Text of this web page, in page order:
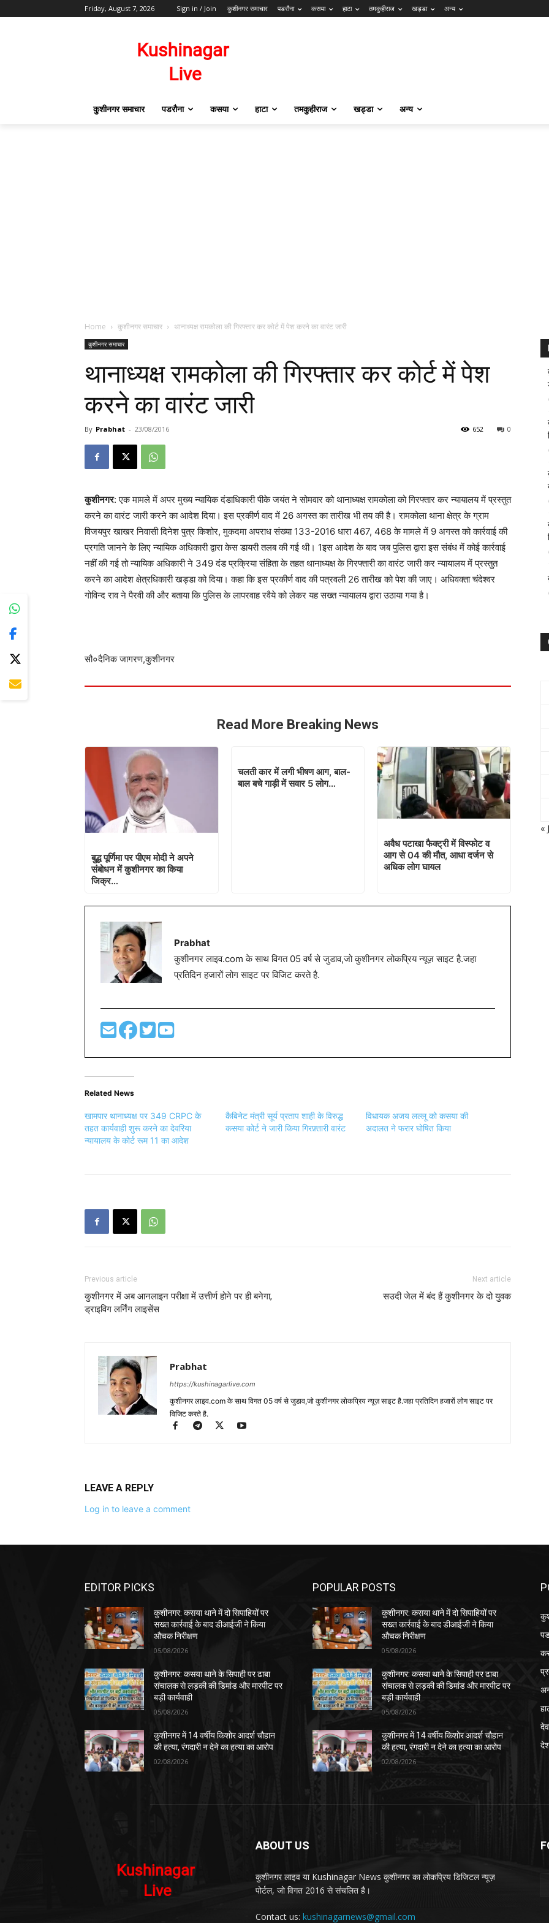
Friday, August 7, 2026 Sign in / Join कुशीनगर समाचार पडरौना कसया हाटा तमकुहीराज खड्डा अन्य
कुशीनगर समाचार पडरौना कसया हाटा तमकुहीराज खड्डा अन्य
Home कुशीनगर समाचार थानाध्यक्ष रामकोला की गिरफ्तार कर कोर्ट में पेश करने का वारंट जारी
कुशीनगर समाचार
थानाध्यक्ष रामकोला की गिरफ्तार कर कोर्ट में पेश
करने का वारंट जारी
By Prabhat - 23/08/2016 0
652
कुशीनगर: एक मामले में अपर मुख्य न्यायिक दंडाधिकारी पीके जयंत ने सोमवार को थानाध्यक्ष रामकोला को गिरफ्तार कर न्यायालय में प्रस्तुत
करने का वारंट जारी करने का आदेश दिया। इस प्रकीर्ण वाद में 26 अगस्त का तारीख भी तय की है। रामकोला थाना क्षेत्र के ग्राम
विजयपुर खाखर निवासी दिनेश पुत्र किशोर, मुकदमा अपराध संख्या 133-2016 धारा 467, 468 के मामले में 9 अगस्त को कार्रवाई की
प्रगति जानने के लिए न्यायिक अधिकारी द्वारा केस डायरी तलब की गई थी। 1इस आदेश के बाद जब पुलिस द्वारा इस संबंध में कोई कार्रवाई
नहीं की गई तो न्यायिक अधिकारी ने 349 दंड प्रक्रिया संहिता के तहत थानाध्यक्ष के गिरफ्तारी का वारंट जारी कर न्यायालय में प्रस्तुत
करने का आदेश क्षेत्रधिकारी खड्डा को दिया। कहा कि इस प्रकीर्ण वाद की पत्रवली 26 तारीख को पेश की जाए। अधिवक्ता चंदेश्वर
गोविन्द राव ने पैरवी की और बताया कि पुलिस के लापरवाह रवैये को लेकर यह सख्त न्यायालय द्वारा उठाया गया है।
सौ०दैनिक जागरण,कुशीनगर
Read More Breaking News
बुद्ध पूर्णिमा पर पीएम मोदी ने अपने
संबोधन में कुशीनगर का किया
जिक्र…
चलती कार में लगी भीषण आग, बाल-
बाल बचे गाड़ी में सवार 5 लोग…
अवैध पटाखा फैक्ट्री में विस्फोट व
आग से 04 की मौत, आधा दर्जन से
अधिक लोग घायल
Prabhat
कुशीनगर लाइव.com के साथ विगत 05 वर्ष से जुडाव,जो कुशीनगर लोकप्रिय न्यूज़ साइट है.जहा
प्रतिदिन हजारों लोग साइट पर विजिट करते है.
Related News
खामपार थानाध्यक्ष पर 349 CRPC के
तहत कार्यवाही शुरू करने का देवरिया
न्यायालय के कोर्ट रूम 11 का आदेश
कैबिनेट मंत्री सूर्य प्रताप शाही के विरुद्ध
कसया कोर्ट ने जारी किया गिरफ़्तारी वारंट
विधायक अजय लल्लू को कसया की
अदालत ने फरार घोषित किया
Previous article
कुशीनगर में अब आनलाइन परीक्षा में उत्तीर्ण होने पर ही बनेगा,
ड्राइविग लर्निंग लाइसेंस
Next article
सउदी जेल में बंद हैं कुशीनगर के दो युवक
Prabhat
https://kushinagarlive.com
कुशीनगर लाइव.com के साथ विगत 05 वर्ष से जुडाव,जो कुशीनगर लोकप्रिय न्यूज़ साइट है.जहा प्रतिदिन हजारों लोग साइट पर
विजिट करते है.
LEAVE A REPLY
Log in to leave a comment
«
EDITOR PICKS
कुशीनगर: कसया थाने में दो सिपाहियों पर
सख्त कार्रवाई के बाद डीआईजी ने किया
औचक निरीक्षण
05/08/2026
कुशीनगर: कसया थाने के सिपाही पर ढाबा
संचालक से लड़की की डिमांड और मारपीट पर
बड़ी कार्यवाही
05/08/2026
कुशीनगर में 14 वर्षीय किशोर आदर्श चौहान
की हत्या, रंगदारी न देने का हत्या का आरोप
02/08/2026
POPULAR POSTS
कुशीनगर: कसया थाने में दो सिपाहियों पर
सख्त कार्रवाई के बाद डीआईजी ने किया
औचक निरीक्षण
05/08/2026
कुशीनगर: कसया थाने के सिपाही पर ढाबा
संचालक से लड़की की डिमांड और मारपीट पर
बड़ी कार्यवाही
05/08/2026
कुशीनगर में 14 वर्षीय किशोर आदर्श चौहान
की हत्या, रंगदारी न देने का हत्या का आरोप
02/08/2026
ABOUT US
कुशीनगर लाइव या Kushinagar News कुशीनगर का लोकप्रिय डिजिटल न्यूज़
पोर्टल, जो विगत 2016 से संचलित है।
Contact us: kushinagarnews@gmail.com